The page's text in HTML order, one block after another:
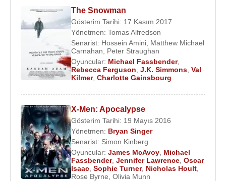
The Snowman
Gösterim Tarihi: 17 Kasım 2017
Yönetmen: Tomas Alfredson
Senarist: Hossein Amini Matthew Michael
Carnahan
Peter Straughan
Oyuncular: Michael Fassbender,
Rebecca Ferguson J.K. Simmons Val
Kilmer, Charlotte Gainsbourg
X-Men: Apocalypse
Gösterim Tarihi: 19 Mayıs 2016
Yönetmen: Bryan Singer
Senarist: Simon Kinberg
Oyuncular: James McAvoy Michael
Fassbender, Jennifer Lawrence Oscar
Isaac Sophie Turner, Nicholas Hoult
Rose Byrne Olivia Munn